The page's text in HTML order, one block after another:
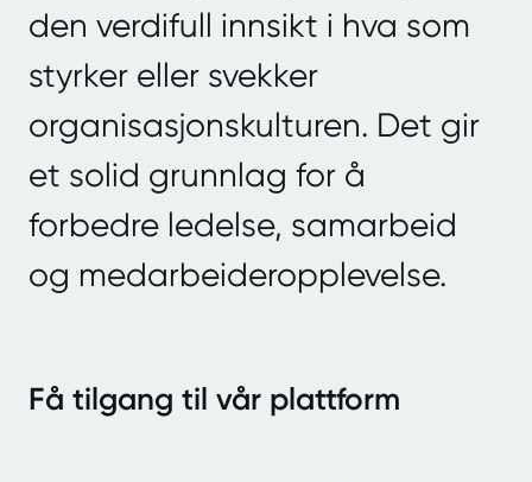
den verdifull innsikt i hva som
styrker eller svekker
organisasjonskulturen. Det gir
et solid grunnlag for å
forbedre ledelse, samarbeid
og medarbeideropplevelse.
Få tilgang til vår plattform